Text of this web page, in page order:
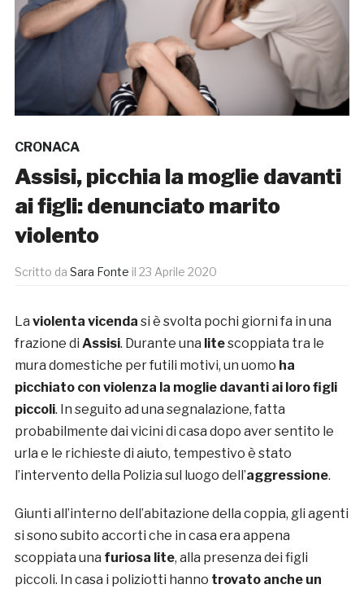
CRONACA
Assisi, picchia la moglie davanti
ai figli: denunciato marito
violento
Scritto da Sara Fonte il 23 Aprile 2020
La violenta vicenda si è svolta pochi giorni fa in una
frazione di Assisi. Durante una litescoppiata tra le
mura domestiche per futili motivi, un uomo ha
picchiato con violenza la moglie davanti ai loro figli
piccoli. In seguito ad una segnalazione, fatta
probabilmente dai vicini di casa dopo aver sentito le
urla e le richieste di aiuto, tempestivo è stato
l’intervento della Polizia sul luogo dell’aggressione.
Giunti all’interno dell’abitazione della coppia, gli agenti
si sono subito accorti che in casa era appena
scoppiata una furiosa lite, alla presenza dei figli
piccoli. In casa i poliziotti hanno trovato anche un